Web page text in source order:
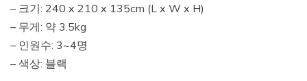
– 크기: 240 x 210 x 135cm (L x W x H)
– 무게: 약 3.5kg
– 인원수: 3~4명
– 색상: 블랙